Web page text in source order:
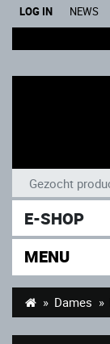
LOG IN NEWS
E-SHOP
MENU
Dames